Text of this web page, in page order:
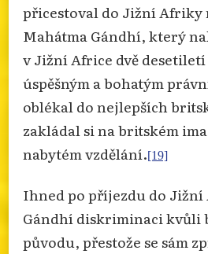
přicestoval do Jižní Afriky
Mahátma Gándhí, který
v Jižní Africe dvě desetiletí
úspěšným a bohatým
oblékal do nejlepších
zakládal si na britském
nabytém vzdělání.[19]
Ihned po příjezdu do
Gándhí diskriminaci kvůli
původu, přestože se sám